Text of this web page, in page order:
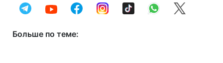
Больше по теме: